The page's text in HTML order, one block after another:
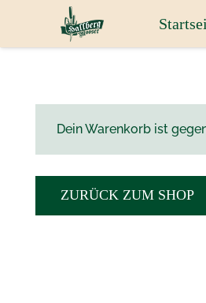
Dein Warenkorb ist
ZURÜCK ZUM SHOP